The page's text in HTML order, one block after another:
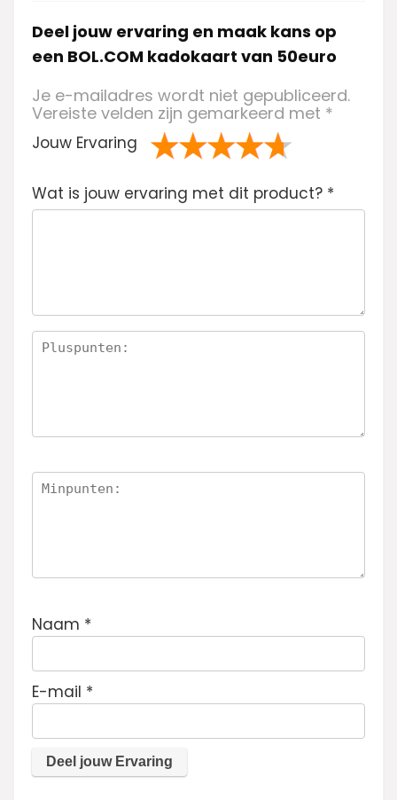
Deel jouw ervaring en maak kans op
een BOL.COM kadokaart van 50euro
Je e-mailadres wordt niet gepubliceerd.
Vereiste velden zijn gemarkeerd met *
Jouw Ervaring
va
n
rre
n
de 5
sterren
sterren
sterren
sterren
Wat is jouw ervaring met dit product? *
Naam *
E-mail *